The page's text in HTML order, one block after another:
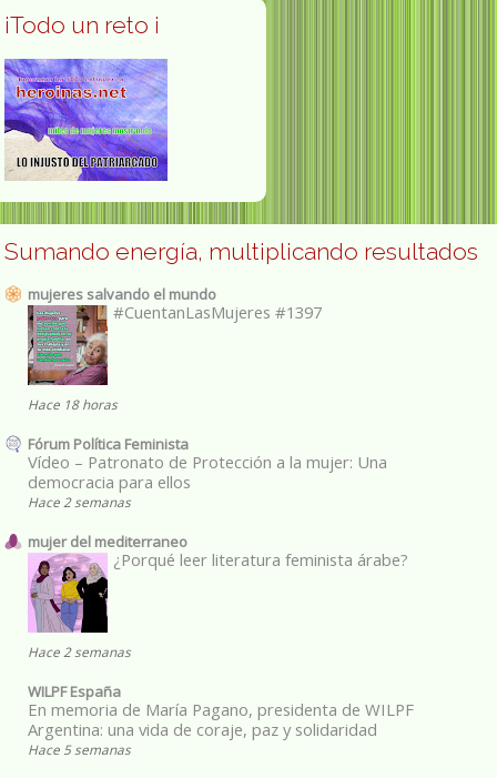
¡Todo un reto ¡
Sumando energía, multiplicando resultados
mujeres salvando el mundo
#CuentanLasMujeres #1397
Hace 18 horas
Fórum Política Feminista
Vídeo – Patronato de Protección a la mujer: Una
democracia para ellos
Hace 2 semanas
mujer del mediterraneo
¿Porqué leer literatura feminista árabe?
Hace 2 semanas
WILPF España
En memoria de María Pagano, presidenta de WILPF
Argentina: una vida de coraje, paz y solidaridad
Hace 5 semanas